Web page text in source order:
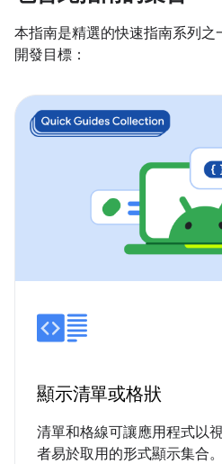
本指南是精選的快速指南系列之
開發目標：
顯示清單或格狀
清單和格線可讓應用程式以
者易於取用的形式顯示集合。